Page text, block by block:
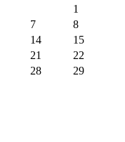
1
7
8
14
15
21
22
28
29